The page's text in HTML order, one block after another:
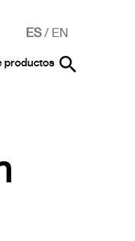
ES/ EN
productos